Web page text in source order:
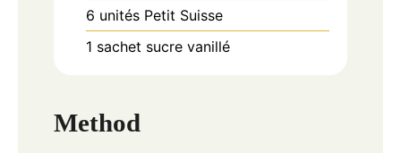
6 unités Petit Suisse
1 sachet sucre vanillé
Method